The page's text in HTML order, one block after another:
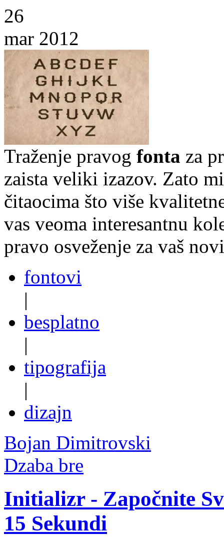
26
mar 2012
Traženje pravog fonta za
zaista veliki izazov. Zato
čitaocima što više
vas veoma interesantnu
pravo osveženje za vaš
fontovi
|
besplatno
|
tipografija
|
dizajn
Bojan Dimitrovski
Dzaba bre
Initializr - Započnite
15 Sekundi